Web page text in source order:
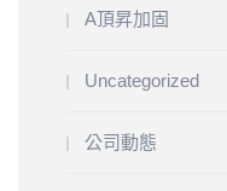
A頂昇加固
Uncategorized
公司動態